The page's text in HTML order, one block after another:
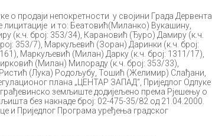
о продаји непокретности у својини Града Дервента
и то: Беатовић(Миланко) Вукашину,
(к.ч. број: 353/34), Карановић (Ђуро) Дамиру (к.ч.
353/7), Маркуљевић (Зоран) Даринки (к.ч. број:
Маркуљевић (Милан) Дарку (к.ч. број: 1311/17),
(Милан) Милораду (к.ч. број: 353/33),
(Лука) Родољубу, Тошић (Желимир) Слађани,
плана „ЦЕНТАР ЗАПАД“, Приједлог Одлуке
земљиште додијељено према Рјешењу о
без накнаде број: 02-475-35/82 од 21.04.2000.
и Приједлог Програма уређења градског